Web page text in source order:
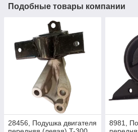
Подобные товары компании
28456, Подушка двигателя
8981,